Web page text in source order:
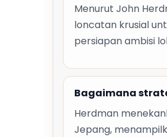
Menurut John
loncatan krusial
persiapan ambisi
Bagaimana
Herdman
Jepang,